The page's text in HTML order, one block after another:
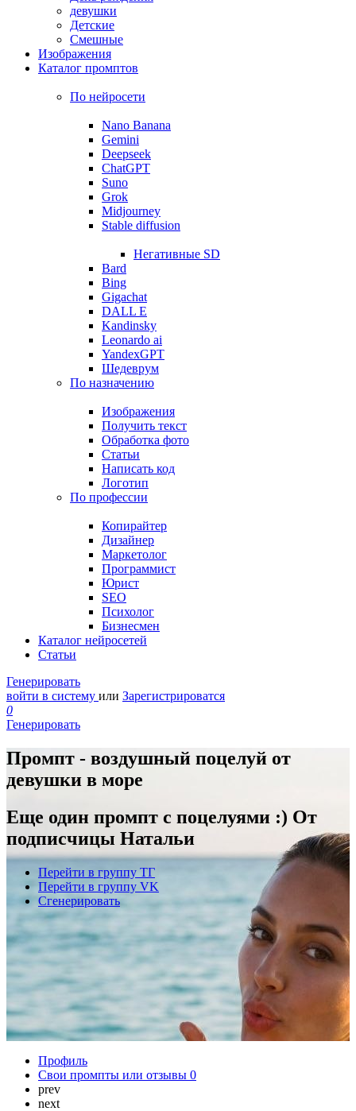
девушки
Детские
Смешные
Изображения
Каталог промптов
По нейросети
Nano Banana
Gemini
Deepseek
ChatGPT
Suno
Grok
Midjourney
Stable diffusion
Негативные SD
Bard
Bing
Gigachat
DALL E
Kandinsky
Leonardo ai
YandexGPT
Шедеврум
По назначению
Изображения
Получить текст
Обработка фото
Статьи
Написать код
Логотип
По профессии
Копирайтер
Дизайнер
Маркетолог
Программист
Юрист
SEO
Психолог
Бизнесмен
Каталог нейросетей
Статьи
Генерировать
войти в систему или Зарегистрироватся
0
Генерировать
Промпт - воздушный поцелуй от
девушки в море
Еще один промпт с поцелуями :) От
подписчицы Натальи
Перейти в группу ТГ
Перейти в группу VK
Сгенерировать
Профиль
Свои промпты или отзывы 0
prev
next